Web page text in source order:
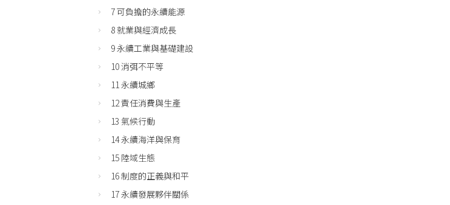
7 可負擔的永續能源
8 就業與經濟成長
9 永續工業與基礎建設
10 消弭不平等
11 永續城鄉
12 責任消費與生產
13 氣候行動
14 永續海洋與保育
15 陸域生態
16 制度的正義與和平
17 永續發展夥伴關係